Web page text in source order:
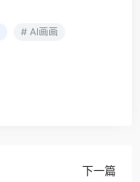
# AI画画
下一篇